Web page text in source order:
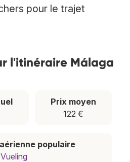
pour le trajet
l'itinéraire Málaga
Prix moyen
122 €
populaire
Vueling